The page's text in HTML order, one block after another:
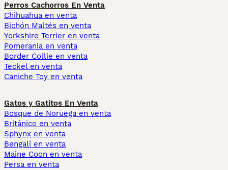
Perros Cachorros En Venta
Chihuahua en venta
Bichón Maltés en venta
Yorkshire Terrier en venta
Pomerania en venta
Border Collie en venta
Teckel en venta
Caniche Toy en venta
Gatos y Gatitos En Venta
Bosque de Noruega en venta
Británico en venta
Sphynx en venta
Bengalí en venta
Maine Coon en venta
Persa en venta